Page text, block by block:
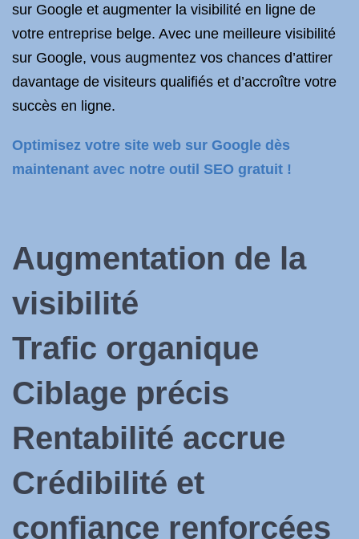
sur Google et augmenter la visibilité en ligne de
votre entreprise belge. Avec une meilleure visibilité
sur Google, vous augmentez vos chances d’attirer
davantage de visiteurs qualifiés et d’accroître votre
succès en ligne.
Optimisez votre site web sur Google dès
maintenant avec notre outil SEO gratuit !
Augmentation de la
visibilité
Trafic organique
Ciblage précis
Rentabilité accrue
Crédibilité et
confiance renforcées